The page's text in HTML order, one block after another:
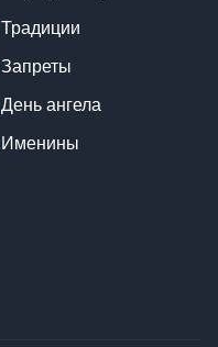
Традиции
Запреты
День ангела
Именины